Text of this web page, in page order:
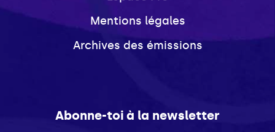
Mentions légales
Archives des émissions
Abonne-toi à la newsletter